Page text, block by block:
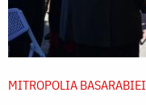
MITROPOLIA BASARABIEI